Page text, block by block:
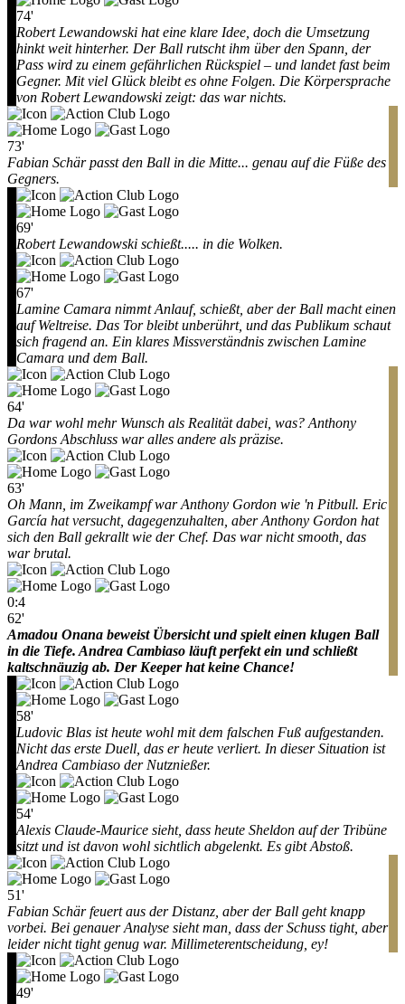
74'
Robert Lewandowski hat eine klare Idee, doch die Umsetzung
hinkt weit hinterher. Der Ball rutscht ihm über den Spann, der
Pass wird zu einem gefährlichen Rückspiel – und landet fast beim
Gegner. Mit viel Glück bleibt es ohne Folgen. Die Körpersprache
von Robert Lewandowski zeigt: das war nichts.
73'
Fabian Schär passt den Ball in die Mitte... genau auf die Füße des
Gegners.
69'
Robert Lewandowski schießt..... in die Wolken.
67'
Lamine Camara nimmt Anlauf, schießt, aber der Ball macht einen
auf Weltreise. Das Tor bleibt unberührt, und das Publikum schaut
sich fragend an. Ein klares Missverständnis zwischen Lamine
Camara und dem Ball.
64'
Da war wohl mehr Wunsch als Realität dabei, was? Anthony
Gordons Abschluss war alles andere als präzise.
63'
Oh Mann, im Zweikampf war Anthony Gordon wie 'n Pitbull. Eric
García hat versucht, dagegenzuhalten, aber Anthony Gordon hat
sich den Ball gekrallt wie der Chef. Das war nicht smooth, das
war brutal.
0:4
62'
Amadou Onana beweist Übersicht und spielt einen klugen Ball
in die Tiefe. Andrea Cambiaso läuft perfekt ein und schließt
kaltschnäuzig ab. Der Keeper hat keine Chance!
58'
Ludovic Blas ist heute wohl mit dem falschen Fuß aufgestanden.
Nicht das erste Duell, das er heute verliert. In dieser Situation ist
Andrea Cambiaso der Nutznießer.
54'
Alexis Claude-Maurice sieht, dass heute Sheldon auf der Tribüne
sitzt und ist davon wohl sichtlich abgelenkt. Es gibt Abstoß.
51'
Fabian Schär feuert aus der Distanz, aber der Ball geht knapp
vorbei. Bei genauer Analyse sieht man, dass der Schuss tight, aber
leider nicht tight genug war. Millimeterentscheidung, ey!
49'